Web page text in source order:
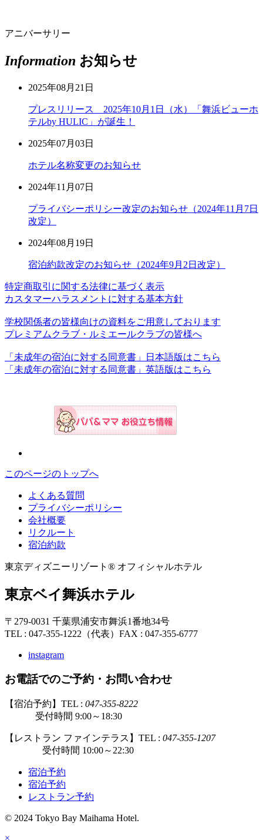
アニバーサリー
Information お知らせ
2025年08月21日
プレスリリース 2025年10月1日（水）「舞浜ビューホ
テルby HULIC」が誕生！
2025年07月03日
ホテル名称変更のお知らせ
2024年11月07日
プライバシーポリシー改定のお知らせ（2024年11月7日
改定）
2024年08月19日
宿泊約款改定のお知らせ（2024年9月2日改定）
特定商取引に関する法律に基づく表示
カスタマーハラスメントに対する基本方針
学校関係者の皆様向けの資料をご用意しております
プレミアムクラブ・ルミエールクラブの皆様へ
「未成年の宿泊に対する同意書」日本語版はこちら
「未成年の宿泊に対する同意書」英語版はこちら
このページのトップへ
よくある質問
プライバシーポリシー
会社概要
リクルート
宿泊約款
東京ディズニーリゾート® オフィシャルホテル
東京ベイ舞浜ホテル
〒279-0031 千葉県浦安市舞浜1番地34号
TEL : 047-355-1222（代表） FAX : 047-355-6777
instagram
お電話でのご予約・お問い合わせ
【宿泊予約】TEL : 047-355-8222
受付時間 9:00～18:30
【レストラン ファインテラス】TEL : 047-355-1207
受付時間 10:00～22:30
宿泊予約
宿泊予約
レストラン予約
© 2024 Tokyo Bay Maihama Hotel.
×